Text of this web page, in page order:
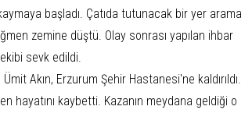
başladı. Çatıda tutunacak bir yer arama
zemine düştü. Olay sonrası yapılan ihbar
sevk edildi.
Akın, Erzurum Şehir Hastanesi'ne kaldırıldı.
hayatını kaybetti. Kazanın meydana geldiği o